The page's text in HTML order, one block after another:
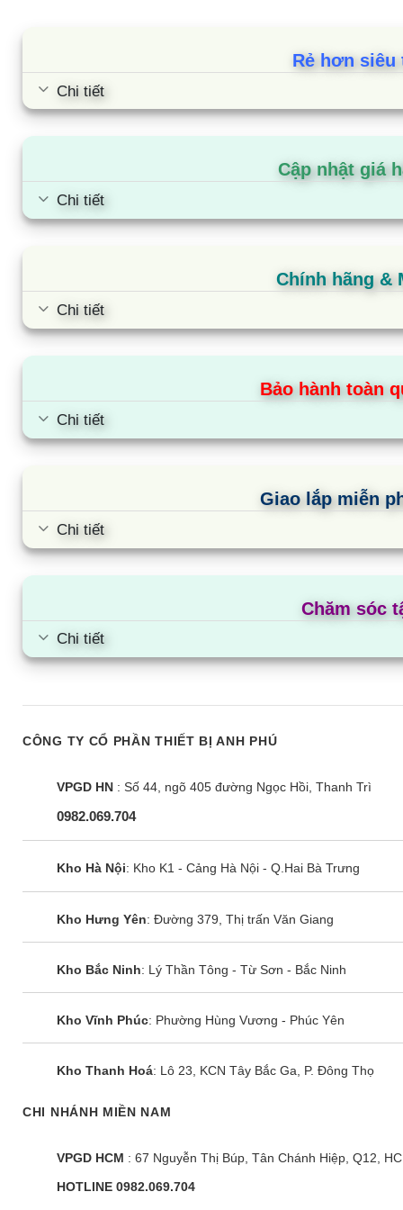
Tủ đông Sanaky VH-1199HY4K |
ngăn 3 cánh
1143L 1 ngăn 3
Rẻ hơn siêu
Chi tiết
Cập nhật giá
Chi tiết
Chính hãng &
Chi tiết
Bảo hành toàn
Chi tiết
Giao lắp miễn
Chi tiết
Chăm sóc
Chi tiết
CÔNG TY CỔ PHẦN THIẾT BỊ ANH PHÚ
VPGD HN : Số 44, ngõ 405 đường Ngọc Hồi, Thanh Trì
0982.069.704
Kho Hà Nội: Kho K1 - Cảng Hà Nội - Q.Hai Bà Trưng
Kho Hưng Yên: Đường 379, Thị trấn Văn Giang
Kho Bắc Ninh: Lý Thần Tông - Từ Sơn - Bắc Ninh
Kho Vĩnh Phúc: Phường Hùng Vương - Phúc Yên
Kho Thanh Hoá: Lô 23, KCN Tây Bắc Ga, P. Đông Thọ
CHI NHÁNH MIỀN NAM
VPGD HCM : 67 Nguyễn Thị Búp, Tân Chánh Hiệp, Q12,
HOTLINE 0982.069.704